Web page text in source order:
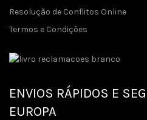
Resolução de Conflitos Online
Termos e Condições
ENVIOS RÁPIDOS E
EUROPA